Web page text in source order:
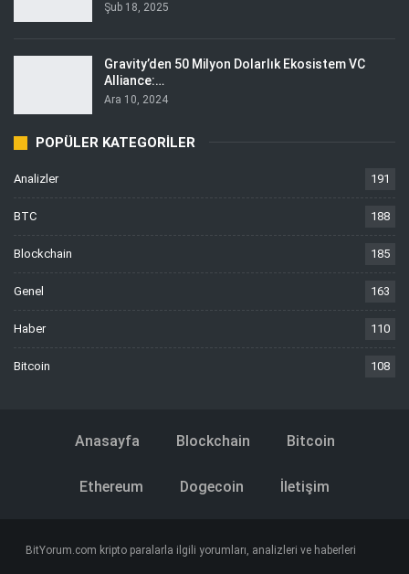
Şub 18, 2025
Gravity’den 50 Milyon Dolarlık Ekosistem VC
Alliance:…
Ara 10, 2024
POPÜLER KATEGORILER
Analizler 191
BTC 188
Blockchain 185
Genel 163
Haber 110
Bitcoin 108
Anasayfa Blockchain Bitcoin
Ethereum Dogecoin İletişim
BitYorum.com kripto paralarla ilgili yorumları, analizleri ve haberleri